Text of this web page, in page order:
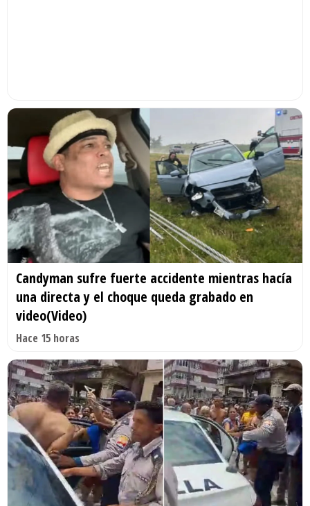
Candyman sufre fuerte accidente mientras hacía
una directa y el choque queda grabado en
video(Video)
Hace 15 horas